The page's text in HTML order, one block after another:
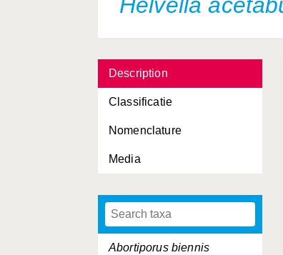
Description
Classificatie
Nomenclature
Media
Abortiporus biennis